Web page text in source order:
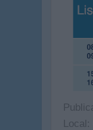
Local: